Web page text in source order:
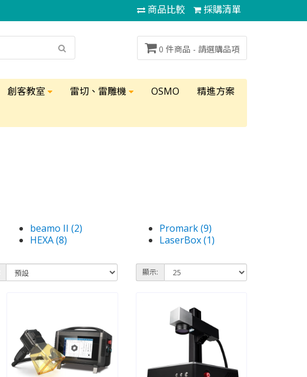
商品比較 採購清單
0 件商品 - 請選購品項
創客教室 雷切、雷雕機 OSMO
精進方案
beamo II (2)
HEXA (8)
Promark (9)
LaserBox (1)
顯示: